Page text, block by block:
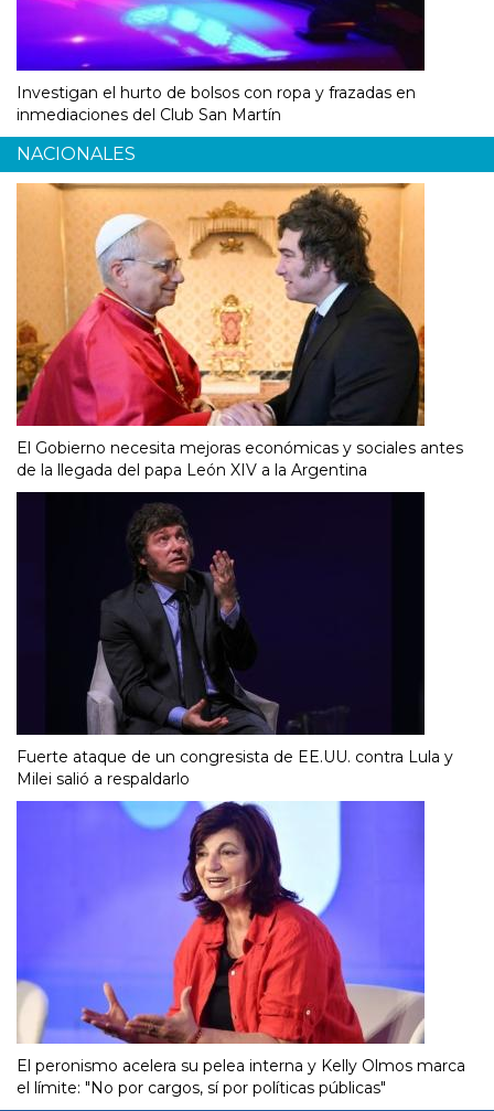
Investigan el hurto de bolsos con ropa y frazadas en
inmediaciones del Club San Martín
NACIONALES
El Gobierno necesita mejoras económicas y sociales antes
de la llegada del papa León XIV a la Argentina
Fuerte ataque de un congresista de EE.UU. contra Lula y
Milei salió a respaldarlo
El peronismo acelera su pelea interna y Kelly Olmos marca
el límite: "No por cargos, sí por políticas públicas"